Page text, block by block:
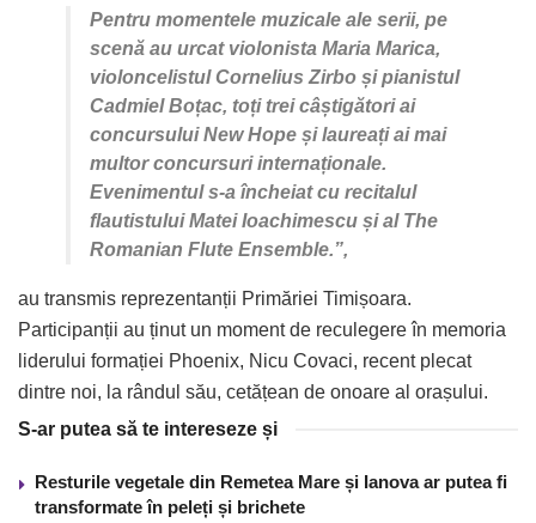
Pentru momentele muzicale ale serii, pe
scenă au urcat violonista Maria Marica,
violoncelistul Cornelius Zirbo și pianistul
Cadmiel Boțac, toți trei câștigători ai
concursului New Hope și laureați ai mai
multor concursuri internaționale.
Evenimentul s-a încheiat cu recitalul
flautistului Matei Ioachimescu și al The
Romanian Flute Ensemble.”,
au transmis reprezentanții Primăriei Timișoara.
Participanții au ținut un moment de reculegere în memoria
liderului formației Phoenix, Nicu Covaci, recent plecat
dintre noi, la rândul său, cetățean de onoare al orașului.
S-ar putea să te intereseze și
Resturile vegetale din Remetea Mare și Ianova ar putea fi
transformate în peleți și brichete